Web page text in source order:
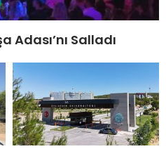
Adası’nı Salladı